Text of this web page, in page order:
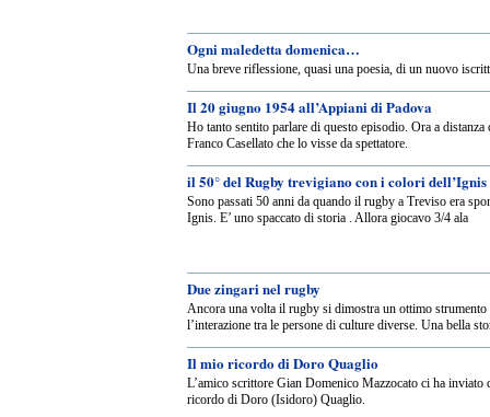
Ogni maledetta domenica…
Una breve riflessione, quasi una poesia, di un nuovo
Il 20 giugno 1954 all’Appiani di Padova
Ho tanto sentito parlare di questo episodio. Ora a
Franco Casellato che lo visse da spettatore.
il 50° del Rugby trevigiano con i colori dell’Ignis
Sono passati 50 anni da quando il rugby a Treviso era
Ignis. E’ uno spaccato di storia . Allora giocavo 3/4 ala
Due zingari nel rugby
Ancora una volta il rugby si dimostra un ottimo strumento
l’interazione tra le persone di culture diverse. Una bella
Il mio ricordo di Doro Quaglio
L’amico scrittore Gian Domenico Mazzocato ci ha inviato
ricordo di Doro (Isidoro) Quaglio.